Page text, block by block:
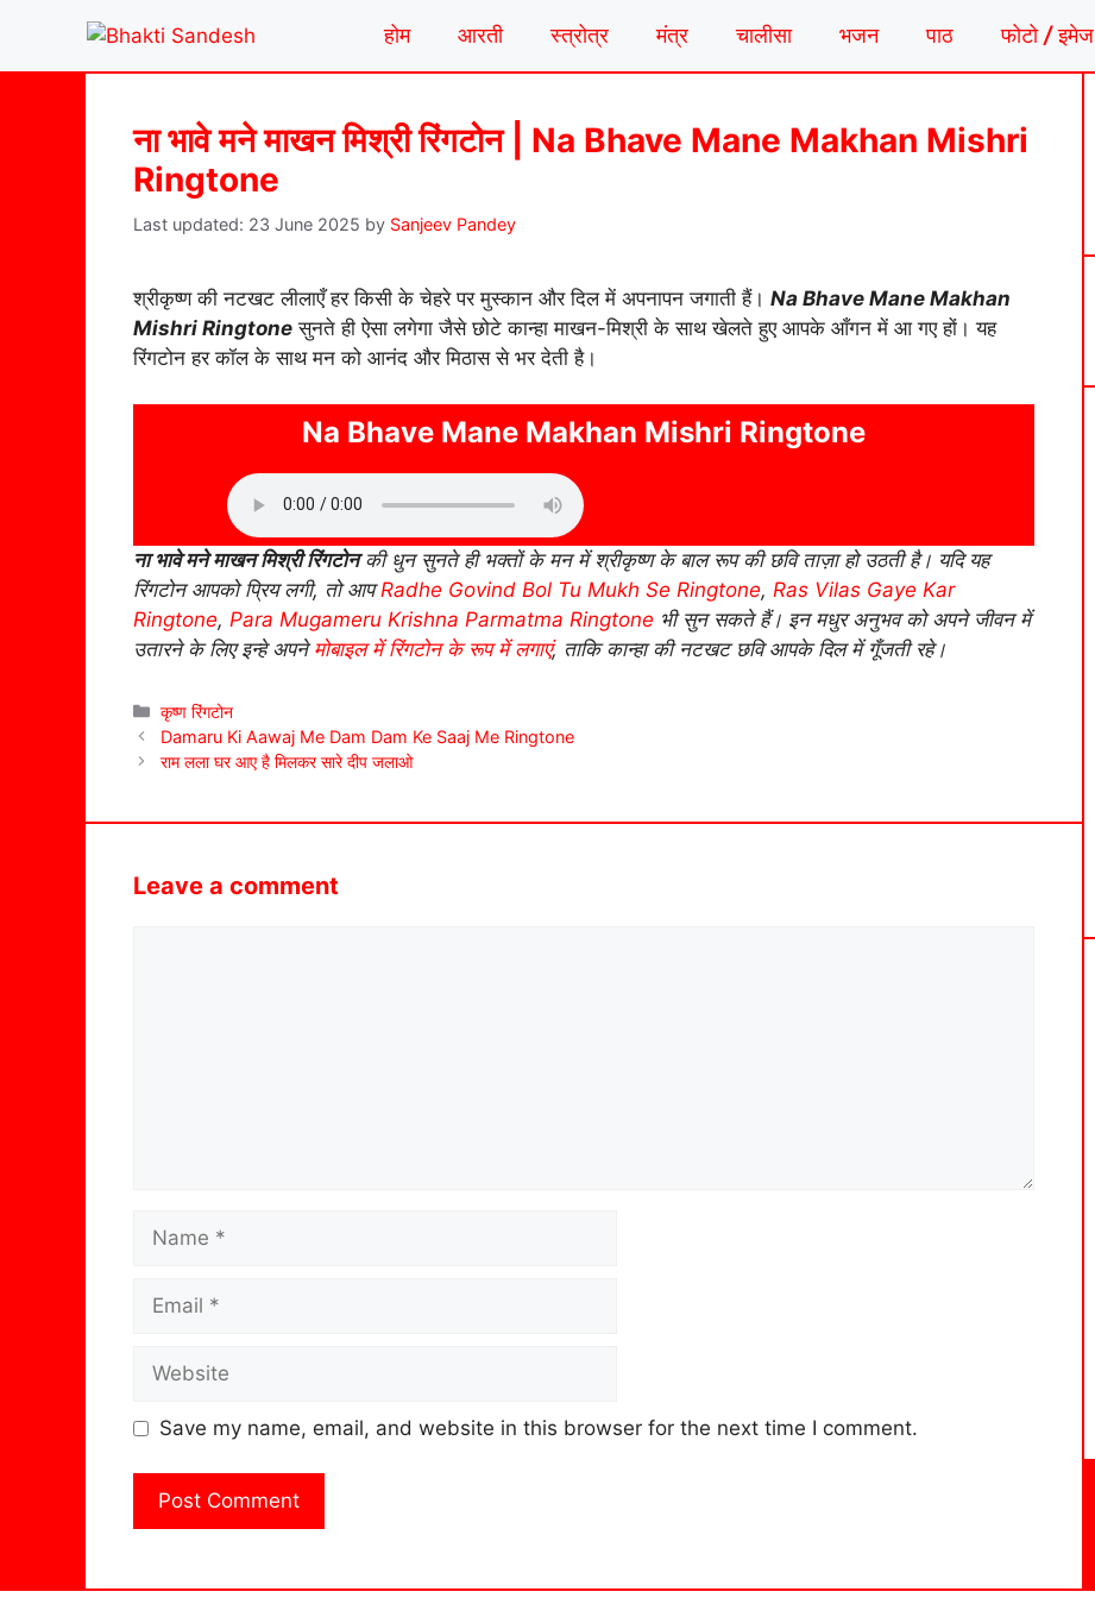
content
होम आरती स्त्रोत्र मंत्र चालीसा भजन पाठ फोटो / इमेज
ना भावे मने माखन मिश्री रिंगटोन | Na Bhave Mane Makhan Mishri
Ringtone
23 June 2025 by Sanjeev Pandey
श्रीकृष्ण की नटखट लीलाएँ हर किसी के चेहरे पर मुस्कान और दिल में अपनापन जगाती हैं। Na Bhave Mane Makhan
Mishri Ringtone सुनते ही ऐसा लगेगा जैसे छोटे कान्हा माखन-मिश्री के साथ खेलते हुए आपके आँगन में आ गए हों। यह
रिंगटोन हर कॉल के साथ मन को आनंद और मिठास से भर देती है।
Na Bhave Mane Makhan Mishri Ringtone
ना भावे मने माखन मिश्री रिंगटोनकी धुन सुनते ही भक्तों के मन में श्रीकृष्ण के बाल रूप की छवि ताज़ा हो उठती है। यदि यह
रिंगटोन आपको प्रिय लगी, तो आपRadhe Govind Bol Tu Mukh Se Ringtone, Ras Vilas Gaye Kar
Ringtone, Para Mugameru Krishna Parmatma Ringtone भी सुन सकते हैं। इन मधुर अनुभव को अपने जीवन में
उतारने के लिए इन्हे अपनेमोबाइल में रिंगटोन के रूप में लगाएं, ताकि कान्हा की नटखट छवि आपके दिल में गूँजती रहे।
Categories
कृष्ण रिंगटोन
Damaru Ki Aawaj Me Dam Dam Ke Saaj Me Ringtone
राम लला घर आए है मिलकर सारे दीप जलाओ
Leave a comment
Save my name, email, and website in this browser for the next time I comment.